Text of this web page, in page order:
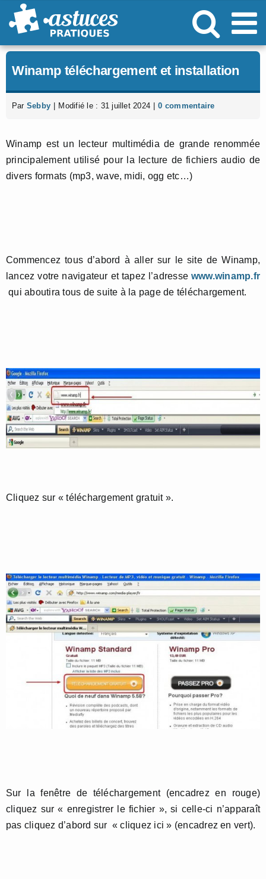
Passer
au
Winamp téléchargement et installation
Par Sebby Modifié le : 31 juillet 2024 0 commentaire
Winamp est un lecteur multimédia de grande renommée
principalement utilisé pour la lecture de fichiers audio de
divers formats (mp3, wave, midi, ogg etc…)
Commencez tous d’abord à aller sur le site de Winamp,
lancez votre navigateur et tapez l’adresse www.winamp.fr
qui aboutira tous de suite à la page de téléchargement.
Cliquez sur « téléchargement gratuit ».
Sur la fenêtre de téléchargement (encadrez en rouge)
cliquez sur « enregistrer le fichier », si celle-ci n’apparaît
pas cliquez d’abord sur « cliquez ici » (encadrez en vert).